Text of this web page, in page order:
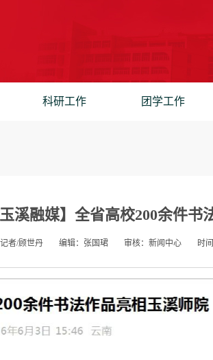
科研工作 团学工作
玉溪融媒】全省高校200余件书
者/顾世丹 编辑：张国珺 审核：新闻中心 时